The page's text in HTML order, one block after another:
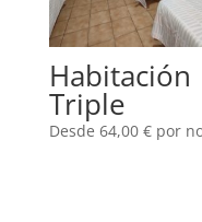
Habitación
Triple
Desde 64,00 €por